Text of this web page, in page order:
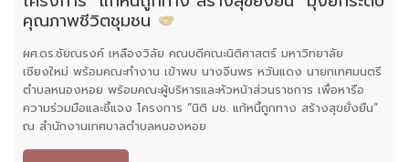
คุณภาพชีวิตชุมชน
ผศ.ดร.ชัยณรงค์ เหลืองวิลัย คณบดีคณะนิติศาสตร์ มหาวิทยาลัย
เชียงใหม่ พร้อมคณะทำงาน เข้าพบ นางจีนพร หวันแดง นายกเทศมนตรี
ตำบลหนองหอย พร้อมคณะผู้บริหารและหัวหน้าส่วนราชการ เพื่อหารือ
ความร่วมมือและชี้แจง โครงการ “นิติ มช. แก้หนี้ถูกทาง สร้างสุขยั่งยืน”
ณ สำนักงานเทศบาลตำบลหนองหอย